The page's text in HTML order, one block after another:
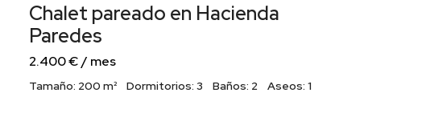
Chalet pareado en Hacienda
Paredes
2.400 € / mes
Tamaño: 200 m² Dormitorios: 3 Baños: 2 Aseos: 1